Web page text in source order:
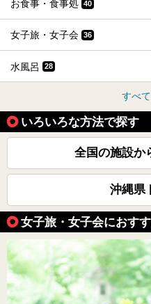
お食事・食事処 40
女子旅・女子会 36
水風呂 28
すべ
いろいろな方法で探す
全国の施設か
沖縄県
女子旅・女子会におす